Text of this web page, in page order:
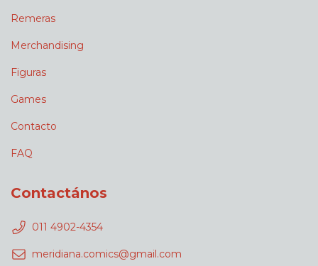
Remeras
Merchandising
Figuras
Games
Contacto
FAQ
Contactános
011 4902-4354
meridiana.comics@gmail.com